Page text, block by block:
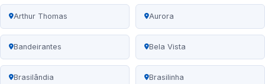
Arthur Thomas Aurora
Bandeirantes Bela Vista
Brasilândia Brasilinha